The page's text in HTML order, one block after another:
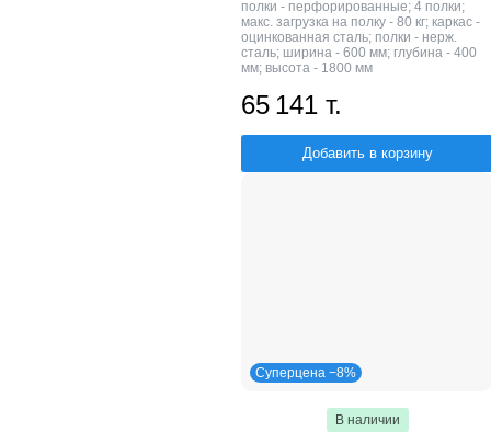
полки - перфорированные; 4 полки;
макс. загрузка на полку - 80 кг; каркас -
оцинкованная сталь; полки - нерж.
сталь; ширина - 600 мм; глубина - 400
мм; высота - 1800 мм
65 141 т.
Добавить в корзину
Суперцена −8%
В наличии